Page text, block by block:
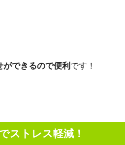
できるので便利 です！
ストレス軽減！